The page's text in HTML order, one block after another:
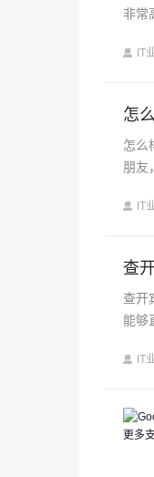
非常
IT
怎
怎么
朋友
IT
查
查开
能够
IT